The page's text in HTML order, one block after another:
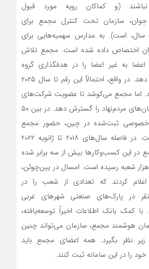
(و کماکان رویه مورد قبول
سازمان تحت کنترل مجمع برای
کودکان ۶ تا ۱۴ سال، است). به مدارس سهمیه‌هایی برای
اختصاص داده شده است. مجمع تلاش
به غیر اعضا را در هدفگذاری گروه
سنی‌اش افزایش دهد. در واقع، احتمالاً این رقم تا سال ۲۰۲۵
برسد. اما مجمع می‌کوشد تا عضویت شرکت‌های
خصوصی و سازمان‌های مردم‌نهاد را گسترش دهد. در بین ۵۰
ثبت‌شده در چین، حضور مجمع
واقعاً کمرنگ است. در فاصله سال‌های ۲۰۱۸ تا ژانویه ۲۰۲۲
در این کسب‌وکارها بیش از سه برابر شده
و به بالغ بر ۳۰۰ هزار شعبه رسیده است. امسال در یین‌چوئن،
کردند که تعدادی از شعب را در
در پارک‌های صنعتی شهرهای غربی
کمک بانک اطلاعات اخیراً توسعه‌یافته،
هوشمند مجمع، سازمان می‌تواند چنین
زیر نظر بگیرد. همه اعضای مجمع باید
را در این سامانه ثبت کنند.